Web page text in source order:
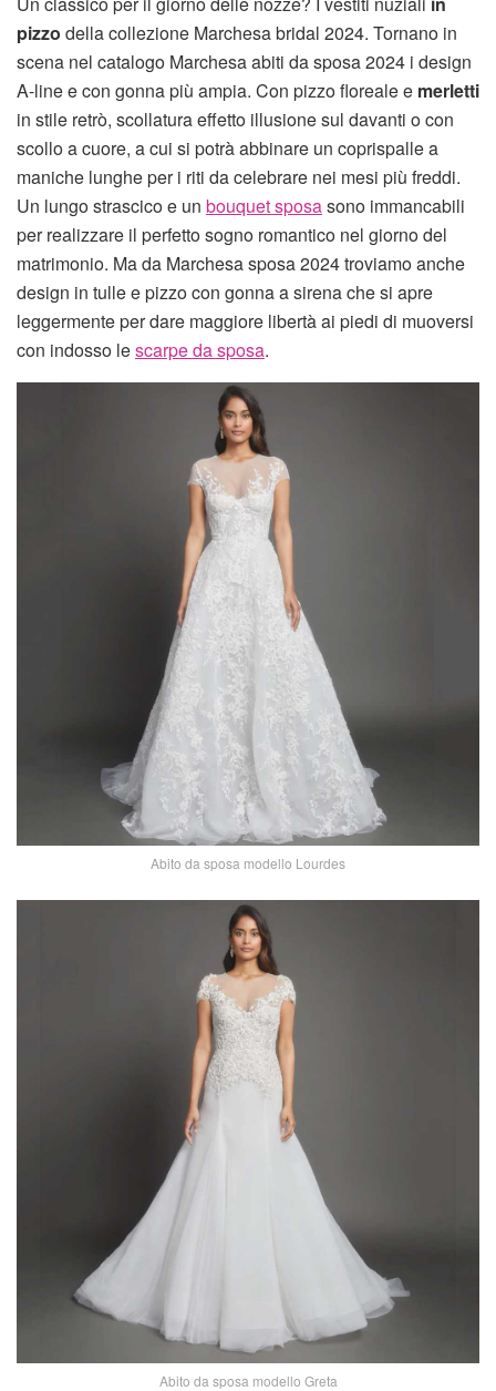
pizzo della collezione Marchesa bridal 2024. Tornano in
scena nel catalogo Marchesa abiti da sposa 2024 i design
A-line e con gonna più ampia. Con pizzo floreale e merletti
in stile retrò, scollatura effetto illusione sul davanti o con
scollo a cuore, a cui si potrà abbinare un coprispalle a
maniche lunghe per i riti da celebrare nei mesi più freddi.
Un lungo strascico e un bouquet sposasono immancabili
per realizzare il perfetto sogno romantico nel giorno del
matrimonio. Ma da Marchesa sposa 2024 troviamo anche
design in tulle e pizzo con gonna a sirena che si apre
leggermente per dare maggiore libertà ai piedi di muoversi
con indosso lescarpe da sposa.
Abito da sposa modello Lourdes
Abito da sposa modello Greta